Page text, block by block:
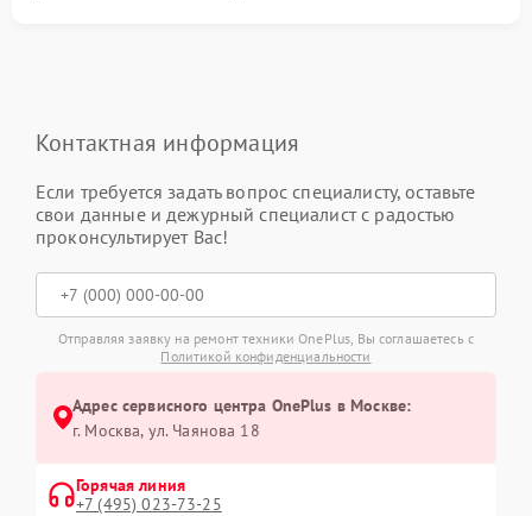
Контактная информация
Если требуется задать вопрос специалисту, оставьте
свои данные и дежурный специалист с радостью
проконсультирует Вас!
Отправляя заявку на ремонт техники OnePlus, Вы соглашаетесь с
Политикой конфиденциальности
Адрес сервисного центра OnePlus в Москве:
г. Москва, ул. Чаянова 18
Горячая линия
+7 (495) 023-73-25